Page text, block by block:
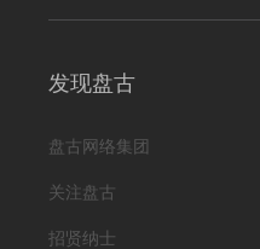
发现盘古
盘古网络集团
关注盘古
招贤纳士